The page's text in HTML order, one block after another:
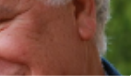
يطارد الاحتلال رجلا
نعاسه و مخدته تقاس
الحاجز يصادر أوراقي
المسافة بيني و بين